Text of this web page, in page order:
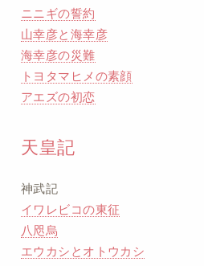
ニニギの誓約
山幸彦と海幸彦
海幸彦の災難
トヨタマヒメの素顔
アエズの初恋
天皇記
神武記
イワレビコの東征
八咫烏
エウカシとオトウカシ